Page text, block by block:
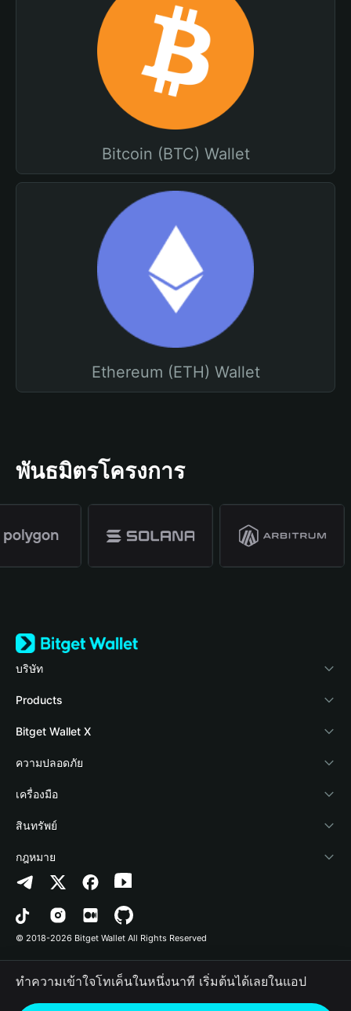
Bitcoin (BTC) Wallet
Ethereum (ETH) Wallet
พันธมิตรโครงการ
บริษัท
เกี่ยวกับ Bitget Wallet
Blog
Academy
ข่าวสารด้านคริปโต
ศูนย์ช่วยเหลือ
ติดต่อเรา
ทรัพยากรข้อมูลของแบรนด์
อาชีพ
Products
Crypto Card
Stablecoin Earn
Payfi Crypto
Crypto Swap API
Altcoin Season Index
Prediction Markets
DApp
RWA
Bitget Wallet X
นักพัฒนา
เชื่อมต่อ Wallet
Bitget Wallet Pay
ลิสต์โปรเจกต์
ความปลอดภัย
Protection Fund
เทคโนโลยีความปลอดภัย
เครื่องมือ
ซื้อคริปโต
การตรวจจับการอนุญาต
การตรวจจับสัญญา
การโอนเป็นชุด
สินทรัพย์
Arbitrum
Avalanche
Bitcoin
Polygon
กฎหมาย
นโยบายความเป็นส่วนตัว
ข้อตกลงในการใช้บริการ
© 2018-2026 Bitget Wallet All Rights Reserved
ทำความเข้าใจโทเค็นในหนึ่งนาที เริ่มต้นได้เลยในแอป